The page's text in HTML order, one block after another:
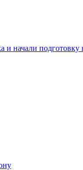
начали подготовку